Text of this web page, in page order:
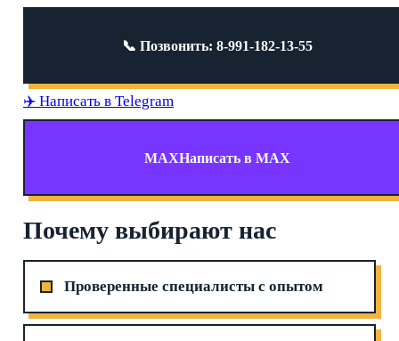
📞 Позвонить: 8-991-182-13-55
✈️ Написать в Telegram
MAXНаписать в MAX
Почему выбирают нас
Проверенные специалисты с опытом